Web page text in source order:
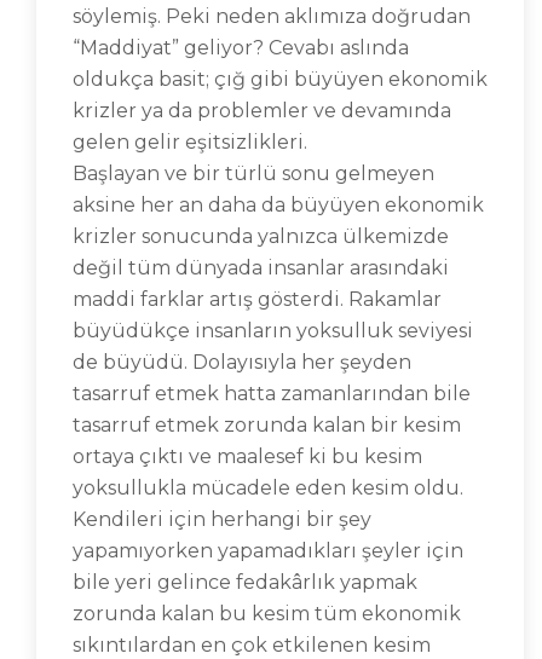
söylemiş. Peki neden aklımıza doğrudan
“Maddiyat” geliyor? Cevabı aslında
oldukça basit; çığ gibi büyüyen ekonomik
krizler ya da problemler ve devamında
gelen gelir eşitsizlikleri.
Başlayan ve bir türlü sonu gelmeyen
aksine her an daha da büyüyen ekonomik
krizler sonucunda yalnızca ülkemizde
değil tüm dünyada insanlar arasındaki
maddi farklar artış gösterdi. Rakamlar
büyüdükçe insanların yoksulluk seviyesi
de büyüdü. Dolayısıyla her şeyden
tasarruf etmek hatta zamanlarından bile
tasarruf etmek zorunda kalan bir kesim
ortaya çıktı ve maalesef ki bu kesim
yoksullukla mücadele eden kesim oldu.
Kendileri için herhangi bir şey
yapamıyorken yapamadıkları şeyler için
bile yeri gelince fedakârlık yapmak
zorunda kalan bu kesim tüm ekonomik
sıkıntılardan en çok etkilenen kesim